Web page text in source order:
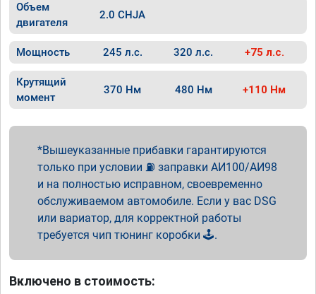
Объем
двигателя
2.0 CHJA
Мощность 245 л.с. 320 л.с. +75 л.с.
Крутящий
момент
370 Нм 480 Нм +110 Нм
Вышеуказанные прибавки гарантируются
только при условии ⛽ заправки АИ100/АИ98
и на полностью исправном, своевременно
обслуживаемом автомобиле. Если у вас DSG
или вариатор, для корректной работы
требуется чип тюнинг коробки 🕹️.
Включено в стоимость: